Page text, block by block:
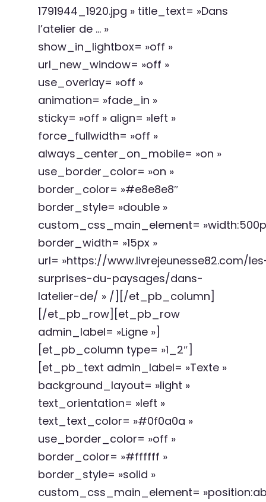
1791944_1920.jpg » title_text= »Dans
l’atelier de … »
show_in_lightbox= »off »
url_new_window= »off »
use_overlay= »off »
animation= »fade_in »
sticky= »off » align= »left »
force_fullwidth= »off »
always_center_on_mobile= »on »
use_border_color= »on »
border_color= »#e8e8e8″
border_style= »double »
custom_css_main_element=
border_width= »15px »
url= »https://www.livrejeunesse82.com/
surprises-du-paysages/dans-
latelier-de/ » /][/et_pb_column]
[/et_pb_row][et_pb_row
admin_label= »Ligne »]
[et_pb_column type= »1_2″]
[et_pb_text admin_label= »Texte »
background_layout= »light »
text_orientation= »left »
text_text_color= »#0f0a0a »
use_border_color= »off »
border_color= »#ffffff »
border_style= »solid »
custom_css_main_element=